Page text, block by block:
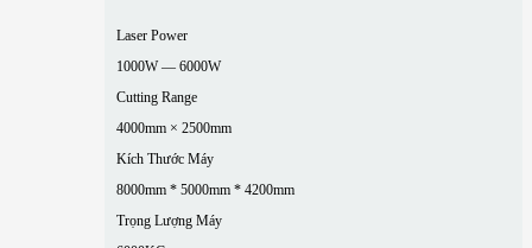
Laser Power
1000W — 6000W
Cutting Range
4000mm × 2500mm
Kích Thước Máy
8000mm * 5000mm * 4200mm
Trọng Lượng Máy